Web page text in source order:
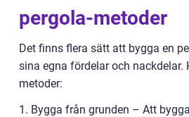
pergola-metoder
Det finns flera sätt att bygga en
sina egna fördelar och nackdelar.
metoder:
1. Bygga från grunden – Att